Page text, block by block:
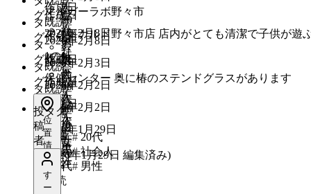
#
20
代
#
男
性
生
#
男
性
大
学
生
既読
#
社
会
人
#
30
代
#
男
性
作成日
2026年2月8日
既読
グ
#
社
会
人
#
30
代
#
男
性
作成日
2026年2月8日
既読
タ
グ
#
大
学
生
マルガーラボ野々市
作成日
2026年2月3日
既読
タ
グ
#
大
学
生
#
10
代
マクドナルド野々市店 店内がとても清潔で子供が遊
作成日
2026年2月2日
既読
タ
グ
#
大
学
生
1の1
作成日
2026年2月2日
既読
タ
グ
#
女
性
保健センター 奥に椿のステンドグラスがあります
作成日
2026年1月29日
(2026年1月29日 編集済み)
既読
位
置
情
報
あ
り
タグ
# 20代
# 社会人
# 男性
投
稿
者
す
ー